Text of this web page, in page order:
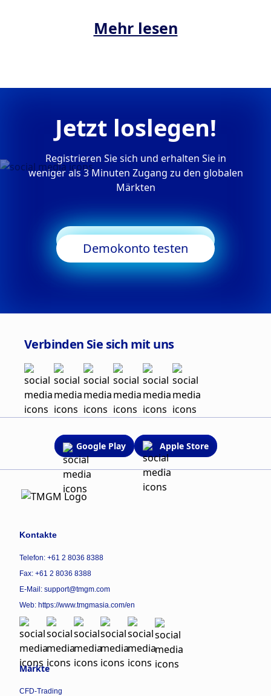
Mehr lesen
Jetzt loslegen!
Registrieren Sie sich und erhalten Sie in
weniger als 3 Minuten Zugang zu den globalen
Märkten
Trading starten
Demokonto testen
Verbinden Sie sich mit uns
Google Play Apple Store
Kontakte
Telefon: +61 2 8036 8388
Fax: +61 2 8036 8388
E-Mail: support@tmgm.com
Web: https://www.tmgmasia.com/en
Märkte
CFD-Trading